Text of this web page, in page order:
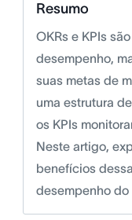
Resumo
OKRs e KPIs
desempenho,
suas metas de
uma estrutura
os KPIs
Neste artigo,
benefícios
desempenho do